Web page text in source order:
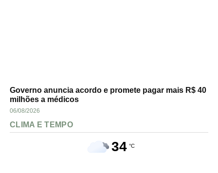
Governo anuncia acordo e promete pagar mais R$ 40
milhões a médicos
06/08/2026
CLIMA E TEMPO
34 °C